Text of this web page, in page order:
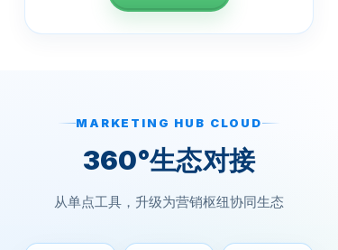
MARKETING HUB CLOUD
360°生态对接
从单点工具，升级为营销枢纽协同生态